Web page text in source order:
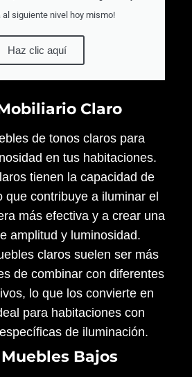
al siguiente nivel hoy mismo!
Haz clic aquí
Claro
de tonos claros para
en tus habitaciones.
tienen la capacidad de
que contribuye a iluminar el
más efectiva y a crear una
amplitud y luminosidad.
claros suelen ser más
de combinar con diferentes
lo que los convierte en
para habitaciones con
de iluminación.
Bajos